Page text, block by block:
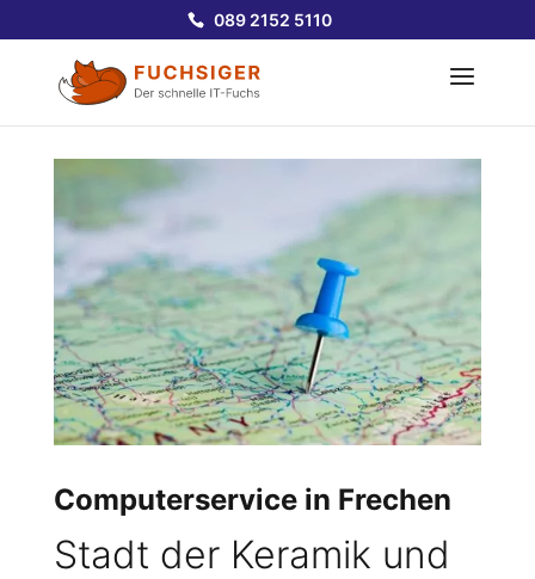
089 2152 5110
Computerservice in Frechen
Stadt der Keramik und